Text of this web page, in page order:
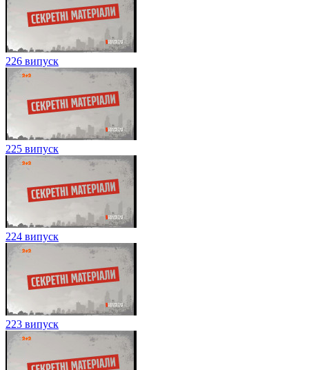
226 випуск
225 випуск
224 випуск
223 випуск